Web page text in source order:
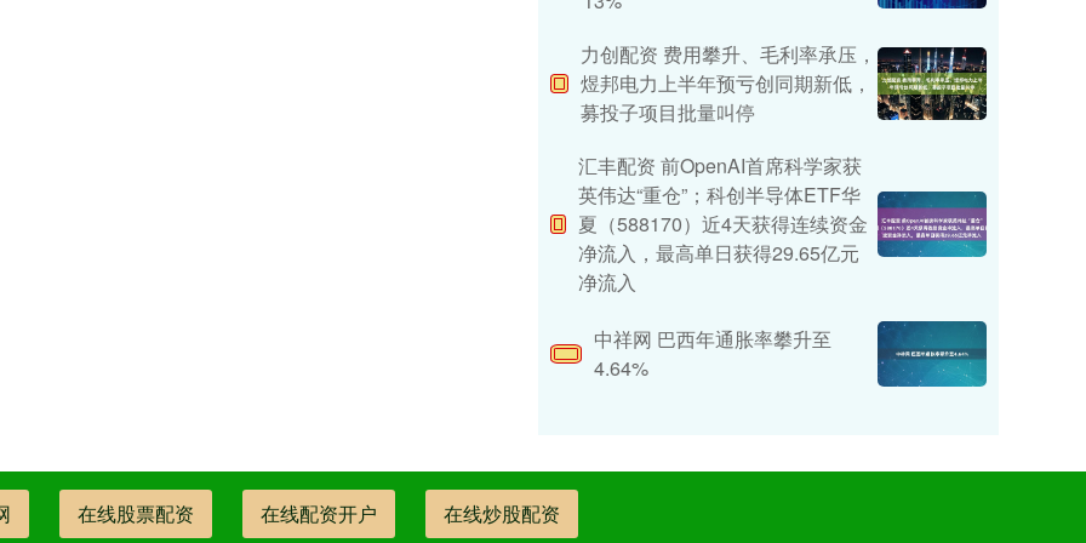
力创配资 费用攀升、毛利率承压，
煜邦电力上半年预亏创同期新低，
募投子项目批量叫停
汇丰配资 前OpenAI首席科学家获
英伟达“重仓”；科创半导体ETF华
夏（588170）近4天获得连续资金
净流入，最高单日获得29.65亿元
净流入
中祥网 巴西年通胀率攀升至
4.64%
在线股票配资 在线配资开户 在线炒股配资